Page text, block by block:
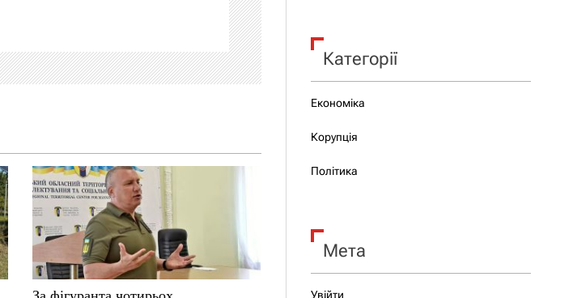
Категорії
Економіка
Корупція
Політика
Мета
Увійти